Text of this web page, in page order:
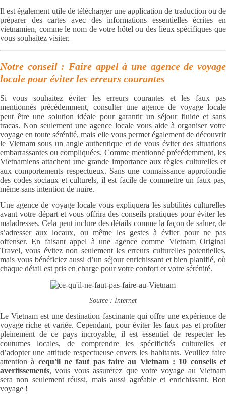
Il est également utile de télécharger une application de traduction ou de
préparer des cartes avec des informations essentielles écrites en
vietnamien, comme le nom de votre hôtel ou des lieux spécifiques que
vous souhaitez visiter.
Notre conseil : Faire appel à une agence de voyage
locale pour éviter les erreurs courantes
Si vous souhaitez éviter les erreurs courantes et les faux pas
mentionnés précédemment, consulter une agence de voyage locale
peut être une solution idéale pour garantir un séjour fluide et sans
tracas. Non seulement une agence locale vous aide à organiser votre
voyage en toute sérénité, mais elle vous permet également de découvrir
le Vietnam sous un angle authentique et de vous éviter des situations
embarrassantes ou compliquées. Comme mentionné précédemment, les
Vietnamiens attachent une grande importance aux règles culturelles et
aux comportements respectueux. Sans une connaissance approfondie
des codes sociaux et culturels, il est facile de commettre un faux pas,
même sans intention de nuire.
Une agence de voyage locale vous expliquera les subtilités culturelles
avant votre départ et vous offrira des conseils pratiques pour éviter les
maladresses. Cela peut inclure des détails comme la façon de saluer, de
s’adresser aux locaux, ou même les gestes à éviter pour ne pas
offenser. En faisant appel à une agence comme Vietnam Original
Travel, vous évitez non seulement les erreurs culturelles potentielles,
mais vous bénéficiez aussi d’un séjour enrichissant et bien planifié, où
chaque détail est pris en charge pour votre confort et votre sérénité.
Source : Internet
Le Vietnam est une destination fascinante qui offre une expérience de
voyage riche et variée. Cependant, pour éviter les faux pas et profiter
pleinement de ce pays incroyable, il est essentiel de respecter les
coutumes locales, de comprendre les spécificités culturelles et
d’adopter une attitude respectueuse envers les habitants. Veuillez faire
attention à cequ'il ne faut pas faire au Vietnam : 10 conseils et
avertissements, vous vous assurerez que votre voyage au Vietnam
sera non seulement réussi, mais aussi agréable et enrichissant. Bon
voyage !